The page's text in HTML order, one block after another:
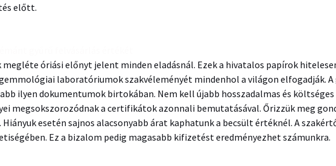
előtt.
óriási előnyt jelent minden eladásnál. Ezek a hivatalos papírok
laboratóriumok szakvéleményét mindenhol a világon elfogadják. A
ilyen dokumentumok birtokában. Nem kell újabb hosszadalmas és
megsokszorozódnak a certifikátok azonnali bemutatásával. Őrizzük meg
esetén sajnos alacsonyabb árat kaphatunk a becsült értéknél. A
Ez a bizalom pedig magasabb kifizetést eredményezhet számunkra.